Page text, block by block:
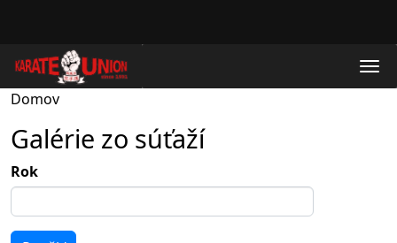
Domov
Galérie zo súťaží
Rok